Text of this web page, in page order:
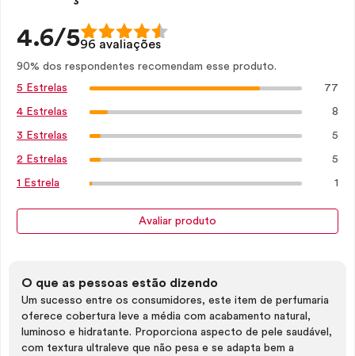
4.6/596 avaliações
90% dos respondentes recomendam esse produto.
5 Estrelas
77
4 Estrelas 8
3 Estrelas 5
2 Estrelas 5
1 Estrela 1
Avaliar produto
O que as pessoas estão dizendo
Um sucesso entre os consumidores, este item de perfumaria
oferece cobertura leve a média com acabamento natural,
luminoso e hidratante. Proporciona aspecto de pele saudável,
com textura ultraleve que não pesa e se adapta bem a